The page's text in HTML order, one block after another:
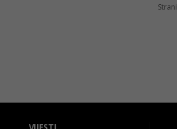
VIJESTI